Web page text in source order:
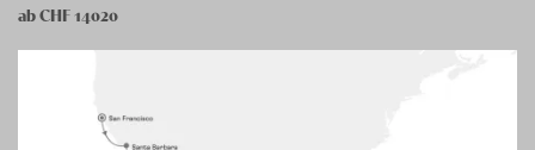
ab CHF 14020